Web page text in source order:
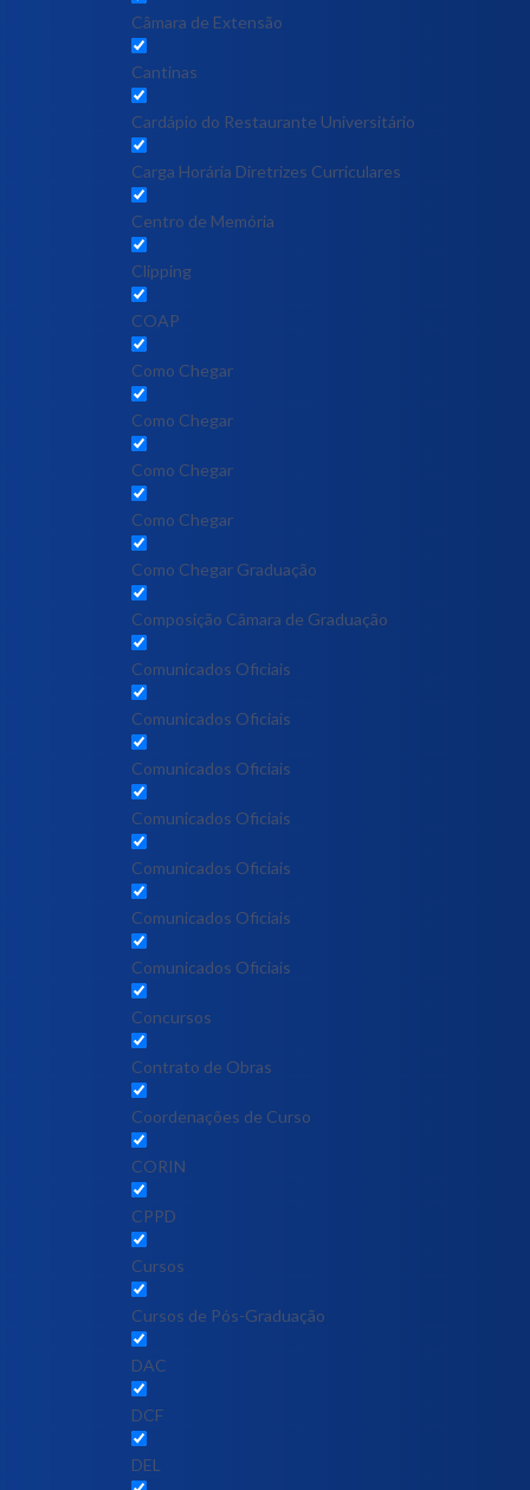
Câmara de Extensão
Cantinas
Cardápio do Restaurante Universitário
Carga Horária Diretrizes Curriculares
Centro de Memória
Clipping
COAP
Como Chegar
Como Chegar
Como Chegar
Como Chegar
Como Chegar Graduação
Composição Câmara de Graduação
Comunicados Oficiais
Comunicados Oficiais
Comunicados Oficiais
Comunicados Oficiais
Comunicados Oficiais
Comunicados Oficiais
Comunicados Oficiais
Concursos
Contrato de Obras
Coordenações de Curso
CORIN
CPPD
Cursos
Cursos de Pós-Graduação
DAC
DCF
DEL